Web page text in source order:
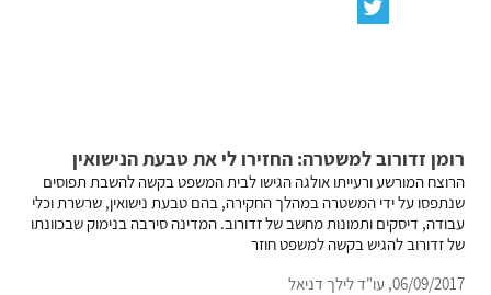
רומן זדורוב למשטרה: החזירו לי את טבעת הנישואין
הרוצח המורשע ורעייתו אולגה הגישו לבית המשפט בקשה להשבת תפוסים
שנתפסו על ידי המשטרה במהלך החקירה, בהם טבעת נישואין, שרשרת וכלי
עבודה, דיסקים ותמונות מחשב של זדורוב. המדינה סירבה בנימוק שבכוונתו
של זדורוב להגיש בקשה למשפט חוזר
06/09/2017, עו"ד לילך דניאל